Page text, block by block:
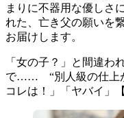
まりに不器用な優しさ
れた、亡き父の願いを
お届けします。
「女の子？」と間違
で…… “別人級の仕上
コレは！」「ヤバイ」